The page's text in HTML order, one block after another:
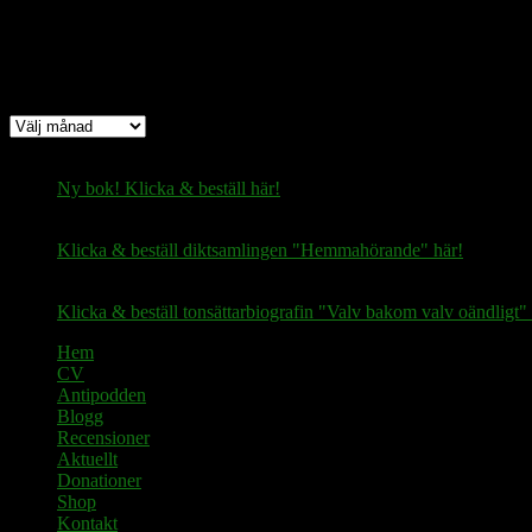
Arkiv
Ny bok! Klicka & beställ här!
Klicka & beställ diktsamlingen "Hemmahörande" här!
Klicka & beställ tonsättarbiografin "Valv bakom valv oändligt"
Hem
CV
Antipodden
Blogg
Recensioner
Aktuellt
Donationer
Shop
Kontakt